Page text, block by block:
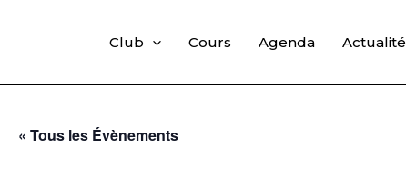
Club Cours Agenda Actualité
« Tous les Évènements